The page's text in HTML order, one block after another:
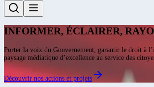
INFORMER, ÉCLAIRER,
Porter la voix du Gouvernement, garantir le droit à
paysage médiatique d’excellence au service des
Découvrir nos actions et projets